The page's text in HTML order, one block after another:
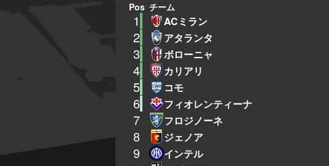
Pos チーム
1 ACミラン
2 アタランタ
3 ボローニャ
4 カリアリ
5 コモ
6 フィオレンティーナ
7 フロジノーネ
8 ジェノア
9 インテル